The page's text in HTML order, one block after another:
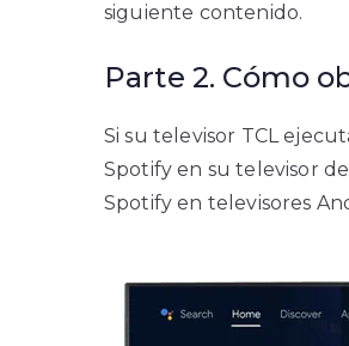
siguiente contenido.
Parte 2. Cómo
Si su televisor TCL
Spotify en su televisor
Spotify en televisores